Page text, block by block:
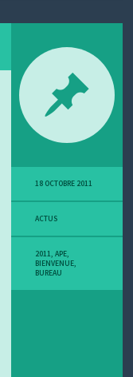
18 OCTOBRE 2011
ACTUS
2011,APE,
BIENVENUE,
BUREAU